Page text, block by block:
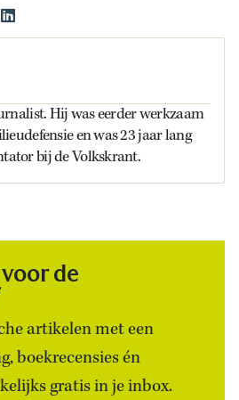
Hij was eerder werkzaam
en was 23 jaar lang
bij de Volkskrant.
de
artikelen met een
boekrecensies én
gratis in je inbox.